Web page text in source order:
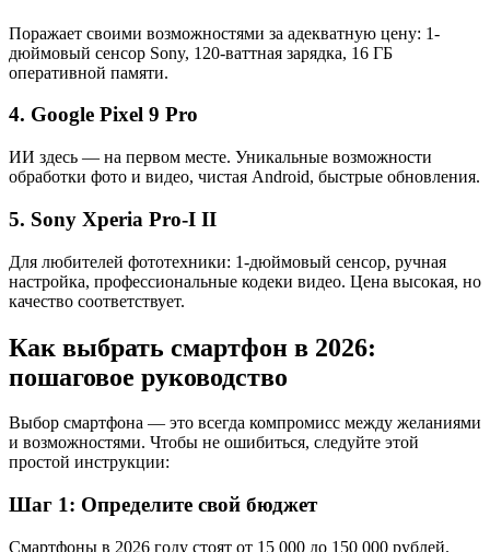
Поражает своими возможностями за адекватную цену: 1-
дюймовый сенсор Sony, 120-ваттная зарядка, 16 ГБ
оперативной памяти.
4. Google Pixel 9 Pro
ИИ здесь — на первом месте. Уникальные возможности
обработки фото и видео, чистая Android, быстрые обновления.
5. Sony Xperia Pro-I II
Для любителей фототехники: 1-дюймовый сенсор, ручная
настройка, профессиональные кодеки видео. Цена высокая, но
качество соответствует.
Как выбрать смартфон в 2026:
пошаговое руководство
Выбор смартфона — это всегда компромисс между желаниями
и возможностями. Чтобы не ошибиться, следуйте этой
простой инструкции:
Шаг 1: Определите свой бюджет
Смартфоны в 2026 году стоят от 15 000 до 150 000 рублей.